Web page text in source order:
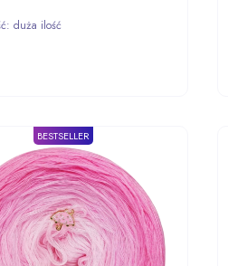
duża ilość
BESTSELLER